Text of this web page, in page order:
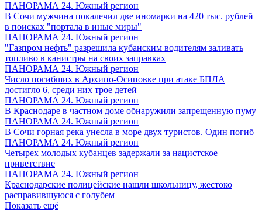
ПАНОРАМА 24. Южный регион
В Сочи мужчина покалечил две иномарки на 420 тыс. рублей
в поисках "портала в иные миры"
ПАНОРАМА 24. Южный регион
"Газпром нефть" разрешила кубанским водителям заливать
топливо в канистры на своих заправках
ПАНОРАМА 24. Южный регион
Число погибших в Архипо-Осиповке при атаке БПЛА
достигло 6, среди них трое детей
ПАНОРАМА 24. Южный регион
В Краснодаре в частном доме обнаружили запрещенную пуму
ПАНОРАМА 24. Южный регион
В Сочи горная река унесла в море двух туристов. Один погиб
ПАНОРАМА 24. Южный регион
Четырех молодых кубанцев задержали за нацистское
приветствие
ПАНОРАМА 24. Южный регион
Краснодарские полицейские нашли школьницу, жестоко
расправившуюся с голубем
Показать ещё